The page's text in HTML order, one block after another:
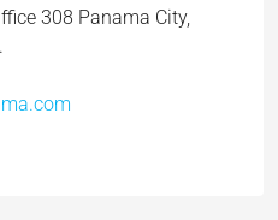
308 Panama City,